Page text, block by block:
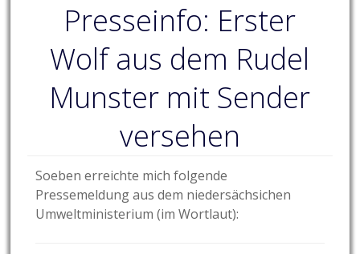
Presseinfo: Erster
Wolf aus dem Rudel
Munster mit Sender
versehen
Soeben erreichte mich folgende
Pressemeldung aus dem niedersächsichen
Umweltministerium (im Wortlaut):